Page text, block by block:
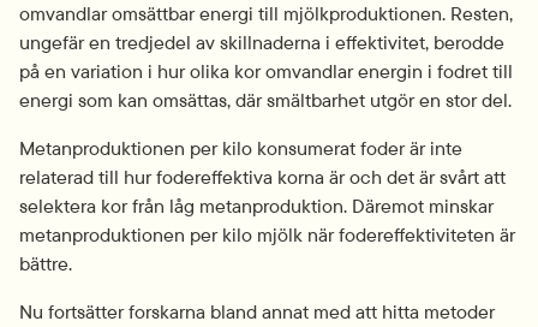
omvandlar omsättbar energi till mjölkproduktionen. Resten,
ungefär en tredjedel av skillnaderna i effektivitet, berodde
på en variation i hur olika kor omvandlar energin i fodret till
energi som kan omsättas, där smältbarhet utgör en stor del.
Metanproduktionen per kilo konsumerat foder är inte
relaterad till hur fodereffektiva korna är och det är svårt att
selektera kor från låg metanproduktion. Däremot minskar
metanproduktionen per kilo mjölk när fodereffektiviteten är
bättre.
Nu fortsätter forskarna bland annat med att hitta metoder